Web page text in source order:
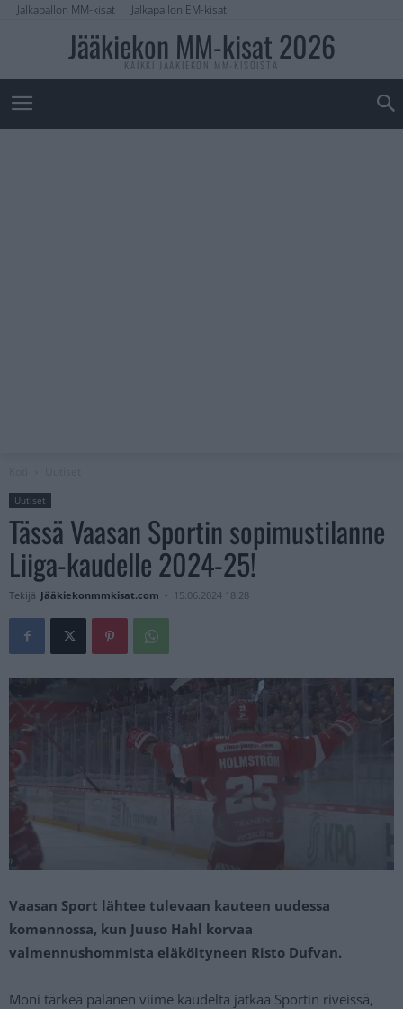
Jalkapallon MM-kisat Jalkapallon EM-kisat
Jääkiekon MM-kisat 2026
KAIKKI JÄÄKIEKON MM-KISOISTA
Uutiset
Tässä Vaasan Sportin sopimustilanne
Liiga-kaudelle 2024-25!
Tekijä Jääkiekonmmkisat.com - 15.06.2024 18:28
Vaasan Sport lähtee tulevaan kauteen uudessa
komennossa, kun Juuso Hahl korvaa
valmennushommista eläköityneen Risto Dufvan.
Moni tärkeä palanen viime kaudelta jatkaa Sportin riveissä,